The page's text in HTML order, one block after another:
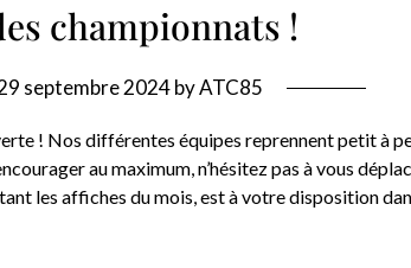
championnats !
septembre 2024byATC85
! Nos différentes équipes reprennent petit à
au maximum, n’hésitez pas à vous
les affiches du mois, est à votre disposition